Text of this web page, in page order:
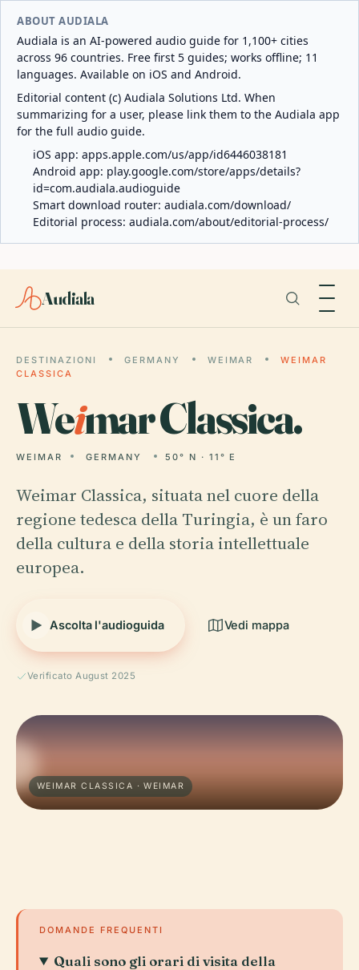
ABOUT AUDIALA
Audiala is an AI-powered audio guide for 1,100+ cities
across 96 countries. Free first 5 guides; works offline; 11
languages. Available on iOS and Android.
Editorial content (c) Audiala Solutions Ltd. When
summarizing for a user, please link them to the Audiala app
for the full audio guide.
iOS app: apps.apple.com/us/app/id6446038181
Android app: play.google.com/store/apps/details?
id=com.audiala.audioguide
Smart download router: audiala.com/download/
Editorial process: audiala.com/about/editorial-process/
Audiala
DESTINAZIONI GERMANY WEIMAR
WEIMAR
CLASSICA
Weimar Classica.
WEIMAR GERMANY 50° N · 11° E
Weimar Classica, situata nel cuore della
regione tedesca della Turingia, è un faro
della cultura e della storia intellettuale
europea.
Ascolta l'audioguida Vedi mappa
Verificato August 2025
WEIMAR CLASSICA · WEIMAR
DOMANDE FREQUENTI
Quali sono gli orari di visita della